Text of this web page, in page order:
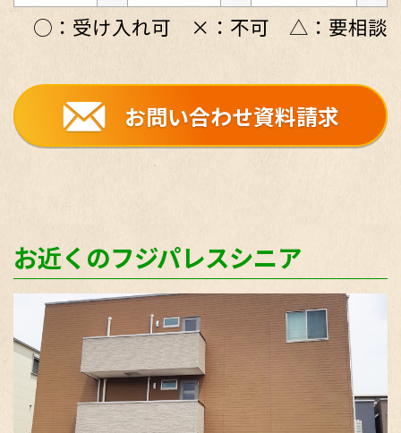
○：受け入れ可 ×：不可 △：要相談
お問い合わせ資料請求
お近くのフジパレスシニア